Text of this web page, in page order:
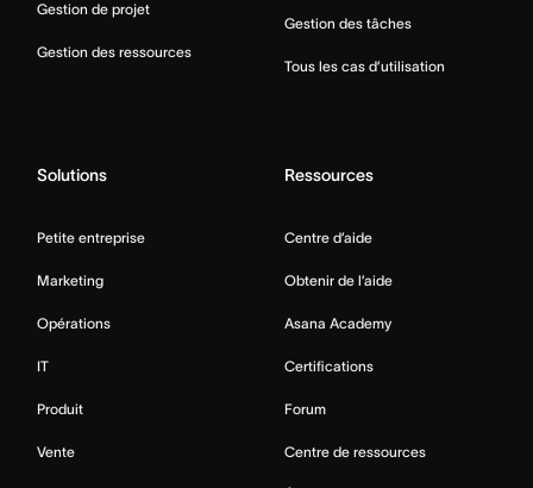
Gestion de projet
Gestion des ressources
Gestion des tâches
Tous les cas d’utilisation
Solutions
Petite entreprise
Marketing
Opérations
IT
Produit
Vente
Ressources
Centre d’aide
Obtenir de l’aide
Asana Academy
Certifications
Forum
Centre de ressources